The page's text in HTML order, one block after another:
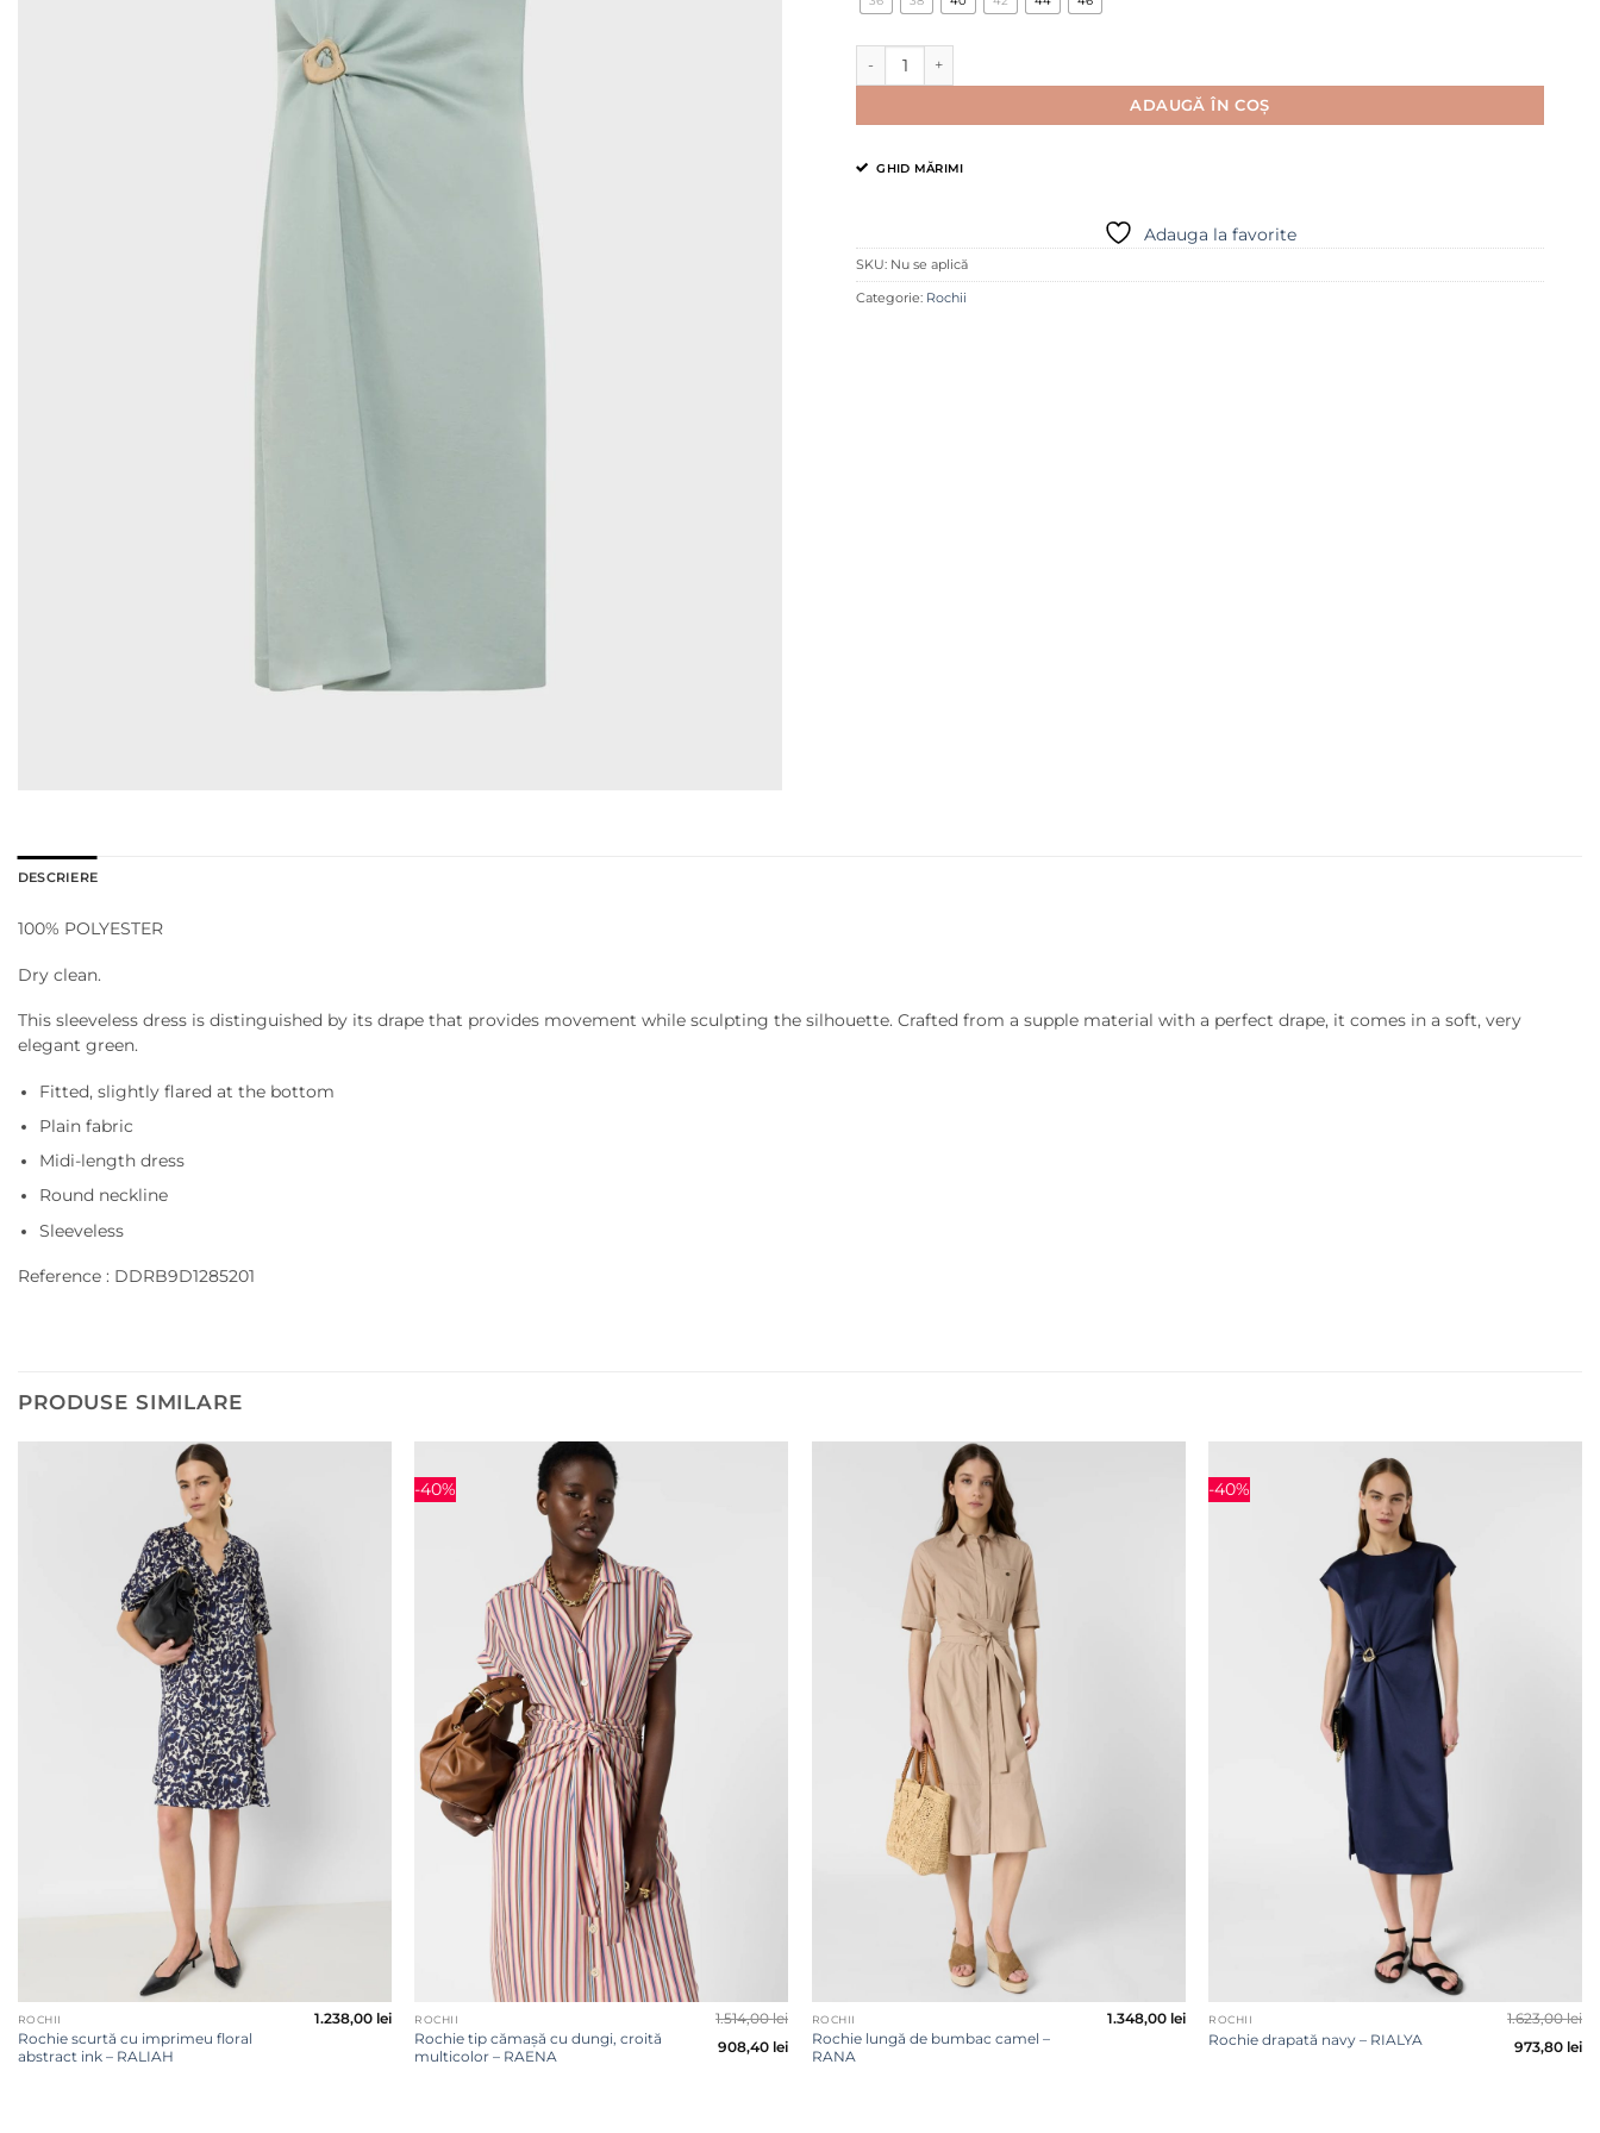
ADAUGĂ ÎN COȘ
GHID MĂRIMI
Adauga la favorite
SKU: Nu se aplică
Categorie: Rochii
DESCRIERE
100% POLYESTER
Dry clean.
This sleeveless dress is distinguished by its drape that provides movement while sculpting the silhouette. Crafted from a supple material with a perfect drape, it comes in a soft, very
elegant green.
Fitted, slightly flared at the bottom
Plain fabric
Midi-length dress
Round neckline
Sleeveless
Reference : DDRB9D1285201
PRODUSE SIMILARE
ROCHII
Rochie scurtă cu imprimeu floral
abstract ink – RALIAH
1.238,00 lei
-40%
ROCHII
Rochie tip cămașă cu dungi, croită
multicolor – RAENA
1.514,00lei
908,40 lei
ROCHII
Rochie lungă de bumbac camel –
RANA
1.348,00 lei
-40%
ROCHII
Rochie drapată navy – RIALYA
1.623,00lei
973,80 lei